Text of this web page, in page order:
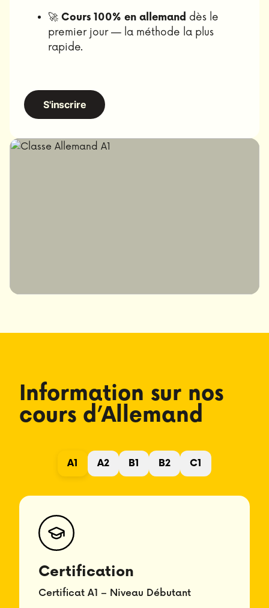
🚀 Cours 100% en allemand dès le
premier jour — la méthode la plus
rapide.
S'inscrire
Information sur nos
cours d’Allemand
A1 A2 B1 B2 C1
Certification
Certificat A1 – Niveau Débutant